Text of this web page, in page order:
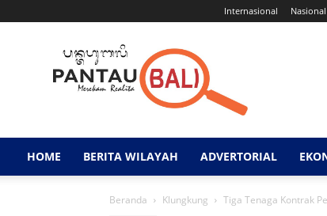
Internasional Nasional
Pantau
Bali
HOME BERITA WILAYAH ADVERTORIAL
Beranda Klungkung Tiga Tenaga Kontrak